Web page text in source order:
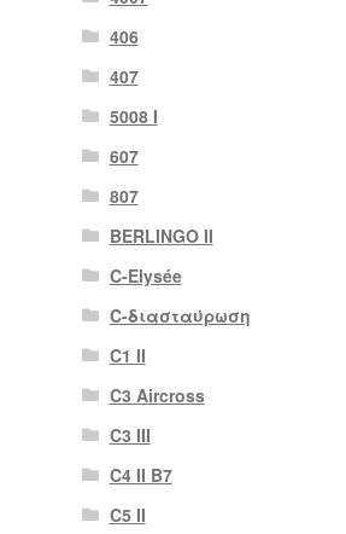
406
407
5008 Ι
607
807
BERLINGO II
C-Elysée
C-διασταύρωση
C1 II
C3 Aircross
C3 III
C4 II B7
C5 II